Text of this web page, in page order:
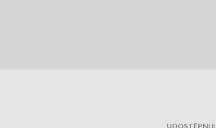
UDOSTĘPNIJ: